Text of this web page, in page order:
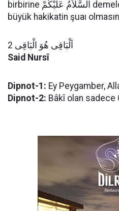
birbirine اَلسَّلاَمُ عَلَيْكُمْ demeleri sünnet olması, bu
büyük hakikatin şuaı
اَلْبَاقِى هُوَ الْبَاقِى 2
Said Nursî
Dipnot-1: Ey Peygamber,
Dipnot-2: Bâkî olan sadece